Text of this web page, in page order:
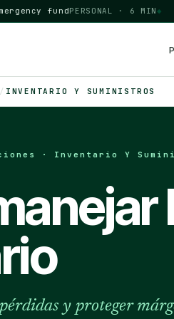
fund PERSONAL · 6 MIN◆
/ INVENTARIO Y SUMINISTROS
· Inventario Y
y proteger